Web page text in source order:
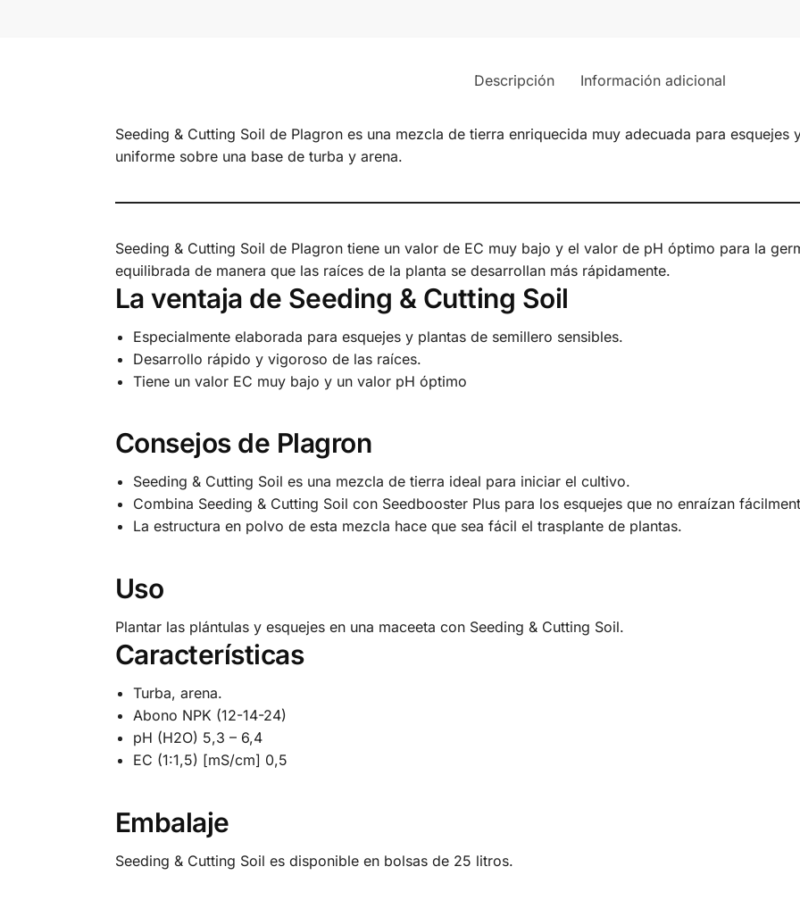
Descripción Información adicional
Seeding & Cutting Soil de Plagron es una mezcla de tierra enriquecida muy adecuada para esquejes
uniforme sobre una base de turba y arena.
Seeding & Cutting Soil de Plagron tiene un valor de EC muy bajo y el valor de pH óptimo para la
equilibrada de manera que las raíces de la planta se desarrollan más rápidamente.
La ventaja de Seeding & Cutting Soil
Especialmente elaborada para esquejes y plantas de semillero sensibles.
Desarrollo rápido y vigoroso de las raíces.
Tiene un valor EC muy bajo y un valor pH óptimo
Consejos de Plagron
Seeding & Cutting Soil es una mezcla de tierra ideal para iniciar el cultivo.
Combina Seeding & Cutting Soil con Seedbooster Plus para los esquejes que no enraízan
La estructura en polvo de esta mezcla hace que sea fácil el trasplante de plantas.
Uso
Plantar las plántulas y esquejes en una maceeta con Seeding & Cutting Soil.
Características
Turba, arena.
Abono NPK (12-14-24)
pH (H2O) 5,3 – 6,4
EC (1:1,5) [mS/cm] 0,5
Embalaje
Seeding & Cutting Soil es disponible en bolsas de 25 litros.